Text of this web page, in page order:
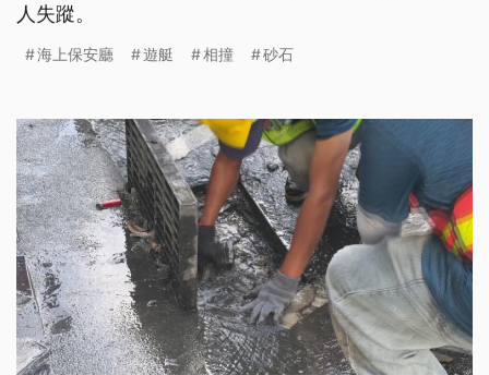
人失蹤。
海上保安廳 遊艇 相撞 砂石